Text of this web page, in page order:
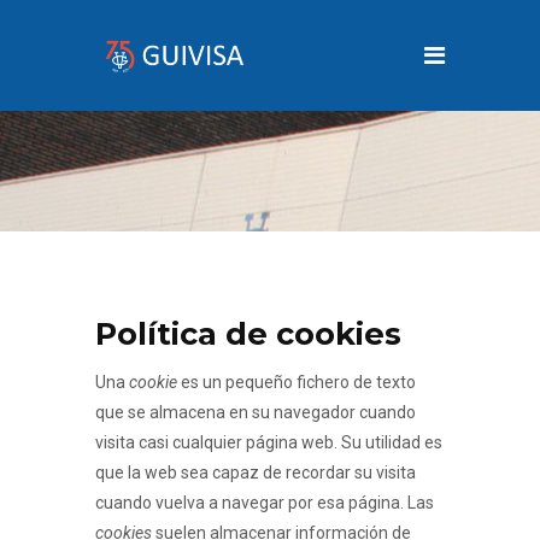
Política de cookies
Una cookiees un pequeño fichero de texto
que se almacena en su navegador cuando
visita casi cualquier página web. Su utilidad es
que la web sea capaz de recordar su visita
cuando vuelva a navegar por esa página. Las
cookiessuelen almacenar información de